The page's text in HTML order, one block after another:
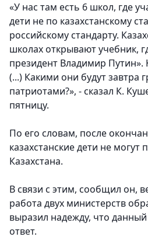
«У нас там есть 6 школ, где
дети не по казахстанскому
российскому стандарту.
школах открывают учебник,
президент Владимир Путин».
(...) Какими они будут завтра
патриотами?», - сказал К.
пятницу.
По его словам, после
казахстанские дети не могут
Казахстана.
В связи с этим, сообщил он,
работа двух министерств
выразил надежду, что
ответ.